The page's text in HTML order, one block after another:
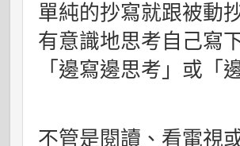
單純的抄寫就跟被動
有意識地思考自己寫
「邊寫邊思考」或「
不管是閱讀、看電視